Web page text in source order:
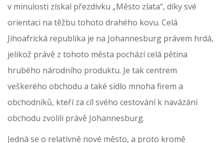
v minulosti získal přezdívku „Město zlata“, díky své
orientaci na těžbu tohoto drahého kovu. Celá
Jihoafrická republika je na Johannesburg právem hrdá,
jelikož právě z tohoto města pochází celá pětina
hrubého národního produktu. Je tak centrem
veškerého obchodu a také sídlo mnoha firem a
obchodníků, kteří za cíl svého cestování k navázání
obchodu zvolili právě Johannesburg.
Jedná se o relativně nové město, a proto kromě